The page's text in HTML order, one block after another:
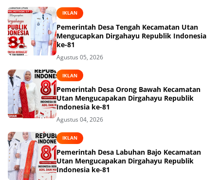
IKLAN
Pemerintah Desa Tengah Kecamatan Utan
Mengucapkan Dirgahayu Republik Indonesia
ke-81
Agustus 05, 2026
IKLAN
Pemerintah Desa Orong Bawah Kecamatan
Utan Mengucapakan Dirgahayu Republik
Indonesia ke-81
Agustus 04, 2026
IKLAN
Pemerintah Desa Labuhan Bajo Kecamatan
Utan Mengucapakan Dirgahayu Republik
Indonesia ke-81